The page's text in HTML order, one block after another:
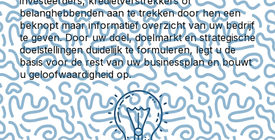
belanghebbenden aan te trekken door hen een
beknopt maar informatief overzicht van uw bedrijf
te geven. Door uw doel, doelmarkt en strategische
doelstellingen duidelijk te formuleren, legt u de
basis voor de rest van uw businessplan en bouwt
u geloofwaardigheid op.